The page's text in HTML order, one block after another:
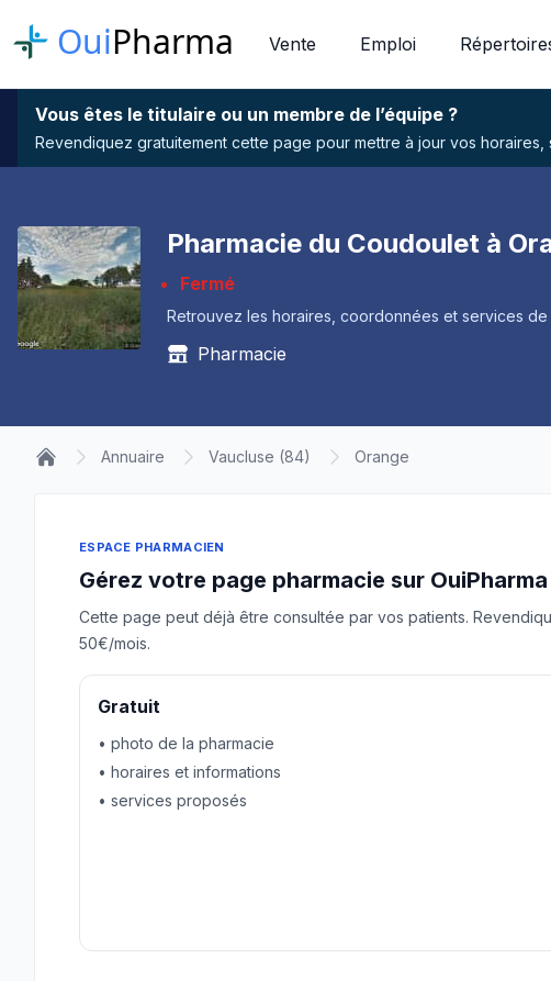
OuiPharma Vente Emploi
Vous êtes le titulaire ou un membre de l’équipe ?
Revendiquez gratuitement cette page pour mettre à jour vos horaires,
Pharmacie du Coudoulet à
Fermé
Retrouvez les horaires, coordonnées et services de
Pharmacie
Annuaire Vaucluse (84) Orange
ESPACE PHARMACIEN
Gérez votre page pharmacie sur OuiPharma
Cette page peut déjà être consultée par vos patients.
50€/mois.
Gratuit
• photo de la pharmacie
• horaires et informations
• services proposés